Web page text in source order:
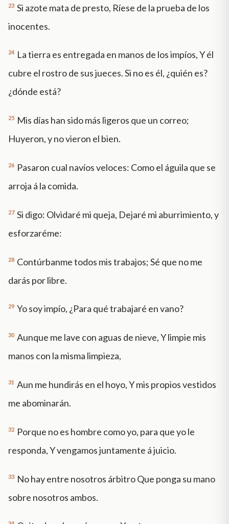
23 Si azote mata de presto, Ríese de la prueba de los
inocentes.
24 La tierra es entregada en manos de los impíos, Y él
cubre el rostro de sus jueces. Si no es él, ¿quién es?
¿dónde está?
25 Mis días han sido más ligeros que un correo;
Huyeron, y no vieron el bien.
26 Pasaron cual navíos veloces: Como el águila que se
arroja á la comida.
27 Si digo: Olvidaré mi queja, Dejaré mi aburrimiento, y
esforzaréme:
28 Contúrbanme todos mis trabajos; Sé que no me
darás por libre.
29 Yo soy impío, ¿Para qué trabajaré en vano?
30 Aunque me lave con aguas de nieve, Y limpie mis
manos con la misma limpieza,
31 Aun me hundirás en el hoyo, Y mis propios vestidos
me abominarán.
32 Porque no es hombre como yo, para que yo le
responda, Y vengamos juntamente á juicio.
33 No hay entre nosotros árbitro Que ponga su mano
sobre nosotros ambos.